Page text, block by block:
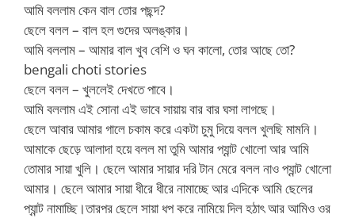
আমি বললাম কেন বাল তোর পছন্দ?
ছেলে বলল – বাল হল গুদের অলঙ্কার।
আমি বললাম – আমার বাল খুব বেশি ও ঘন কালো, তোর আছে তো?
bengali choti stories
ছেলে বলল – খুললেই দেখতে পাবে।
আমি বললাম এই সোনা এই ভাবে সায়ায় বার বার ঘসা লাগছে।
ছেলে আবার আমার গালে চকাম করে একটা চুমু দিয়ে বলল খুলছি মামনি।
আমাকে ছেড়ে আলাদা হয়ে বলল মা তুমি আমার প্যান্ট খোলো আর আমি
তোমার সায়া খুলি। ছেলে আমার সায়ার দরি টান মেরে বলল নাও প্যান্ট খোলো
আমার। ছেলে আমার সায়া ধীরে ধীরে নামাচ্ছে আর এদিকে আমি ছেলের
প্যান্ট নামাচ্ছি।তারপর ছেলে সায়া ধপ করে নামিয়ে দিল হঠাৎ আর আমিও ওর